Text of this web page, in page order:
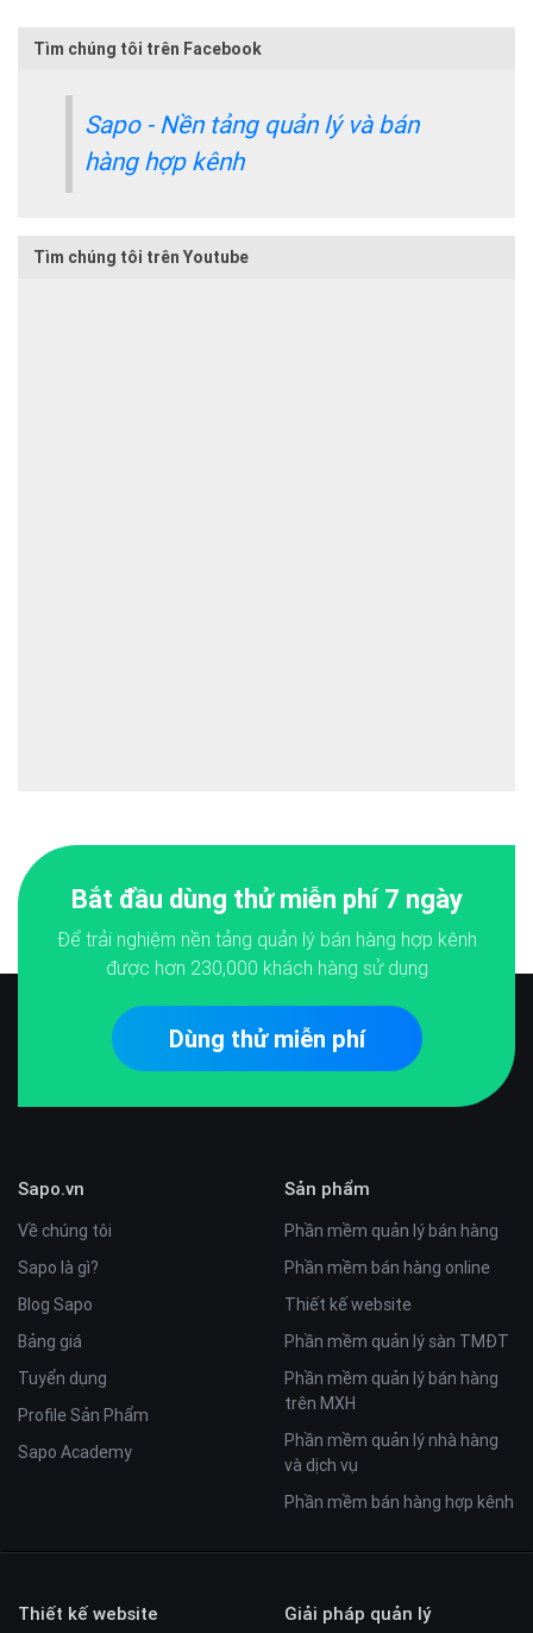
Tìm chúng tôi trên Facebook
Sapo - Nền tảng quản lý và bán
hàng hợp kênh
Tìm chúng tôi trên Youtube
Bắt đầu dùng thử miễn phí 7 ngày
Để trải nghiệm nền tảng quản lý bán hàng hợp kênh
được hơn 230,000 khách hàng sử dụng
Dùng thử miễn phí
Sapo.vn
Về chúng tôi
Sapo là gì?
Blog Sapo
Bảng giá
Tuyển dụng
Profile Sản Phẩm
Sapo Academy
Sản phẩm
Phần mềm quản lý bán hàng
Phần mềm bán hàng online
Thiết kế website
Phần mềm quản lý sàn TMĐT
Phần mềm quản lý bán hàng
trên MXH
Phần mềm quản lý nhà hàng
và dịch vụ
Phần mềm bán hàng hợp kênh
Thiết kế website Giải pháp quản lý